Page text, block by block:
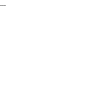
رشته: |طراحی و نقاشی|طراحی داخلی ...